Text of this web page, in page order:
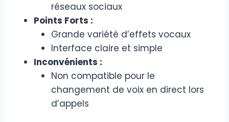
réseaux sociaux
Points Forts :
Grande variété d’effets vocaux
Interface claire et simple
Inconvénients :
Non compatible pour le
changement de voix en direct lors
d’appels